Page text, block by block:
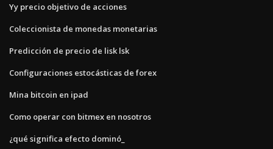
Yy precio objetivo de acciones
Coleccionista de monedas monetarias
Predicción de precio de lisk lsk
Configuraciones estocásticas de forex
Mina bitcoin en ipad
Como operar con bitmex en nosotros
¿qué significa efecto dominó_